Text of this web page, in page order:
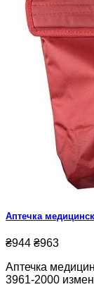
Аптечка
₴944 ₴963
Аптечка
3961-2000